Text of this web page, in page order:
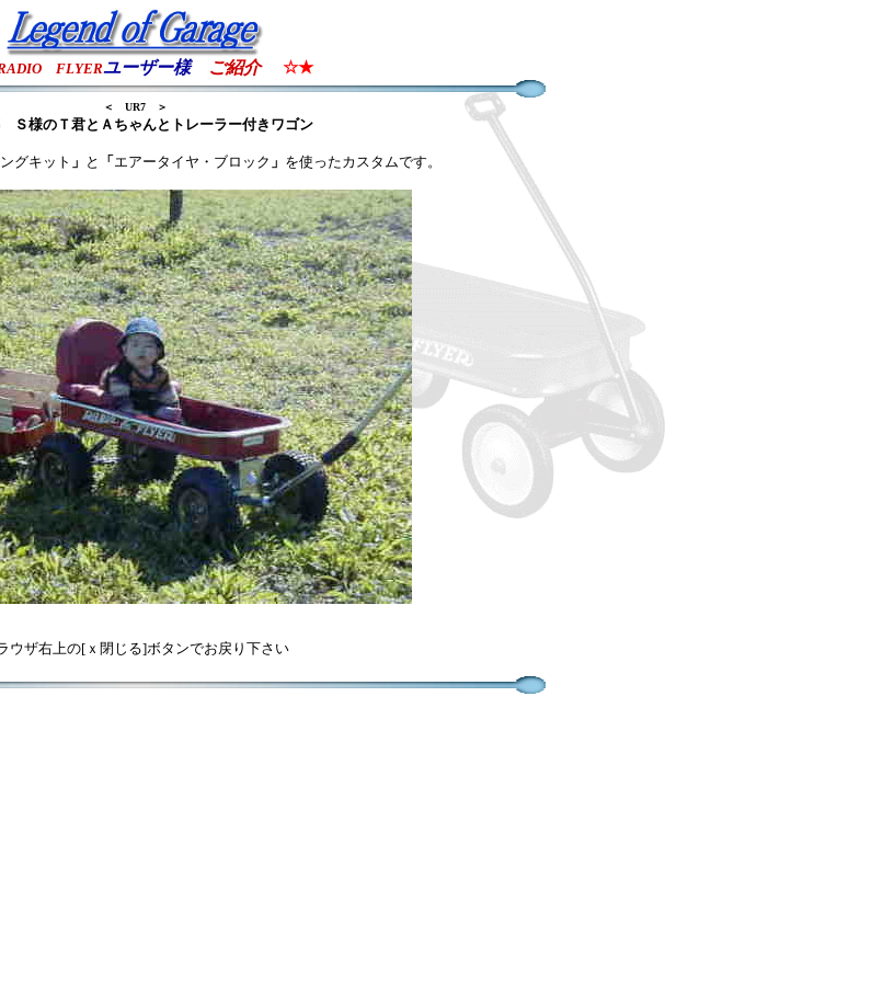
FLYERユーザー様ご紹介 ☆★
＜ UR7 ＞
Ｓ様のＴ君とＡちゃんとトレーラー付きワゴン
グキット 」 と 「 エアータイヤ・ブロック 」 を使ったカスタムです。
ウザ右上の[ｘ閉じる]ボタンでお戻り下さい